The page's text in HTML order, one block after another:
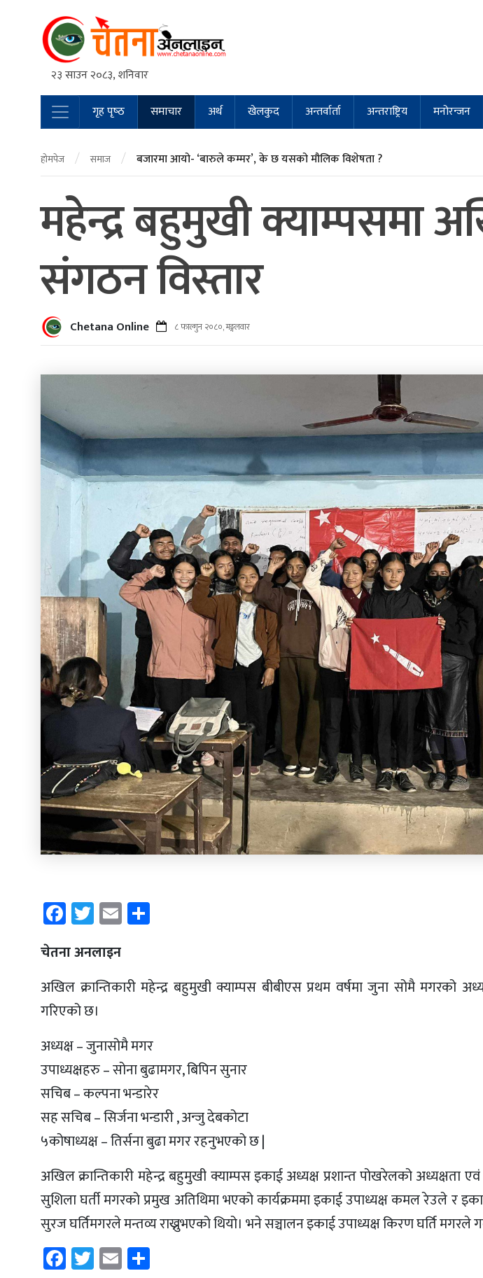
२३ साउन २०८३, शनिवार
Main Navigation
गृह पृष्‍ठ समाचार अर्थ खेलकुद अन्तर्वार्ता अन्तराष्ट्रिय मनोरन्जन
होमपेज / समाज / बजारमा आयो- ‘बारुले कम्मर’, के छ यसको मौलिक विशेषता ?
महेन्द्र बहुमुखी क्याम्पसमा
संगठन विस्तार
Chetana Online ८ फाल्गुन २०८०, मङ्गलवार
Facebook
Twitter
Email
चेतना अनलाइन
अखिल क्रान्तिकारी महेन्द्र बहुमुखी क्याम्पस बीबीएस प्रथम वर्षमा जुना सोमै मगरको
गरिएको छ।
अध्यक्ष – जुनासोमै मगर
उपाध्यक्षहरु – सोना बुढामगर, बिपिन सुनार
सचिब – कल्पना भन्डारेर
सह सचिब – सिर्जना भन्डारी , अन्जु देबकोटा
५कोषाध्यक्ष – तिर्सना बुढा मगर रहनुभएको छ |
अखिल क्रान्तिकारी महेन्द्र बहुमुखी क्याम्पस इकाई अध्यक्ष प्रशान्त पोखरेलको अध्यक्षता
सुशिला घर्ती मगरको प्रमुख अतिथिमा भएको कार्यक्रममा इकाई उपाध्यक्ष कमल रेउले र
सुरज घर्तिमगरले मन्तव्य राख्नुभएको थियो। भने सञ्चालन इकाई उपाध्यक्ष किरण घर्ति मगरले
Facebook
Twitter
Email